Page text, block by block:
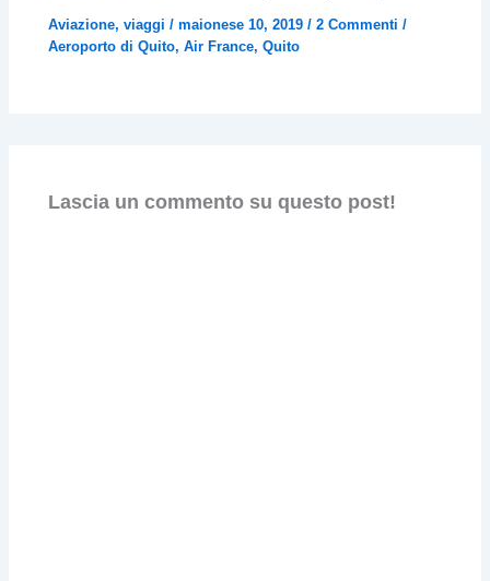
Aviazione,viaggi /maionese 10, 2019/2 Commenti /
Aeroporto di Quito,Air France,Quito
Lascia un commento su questo post!